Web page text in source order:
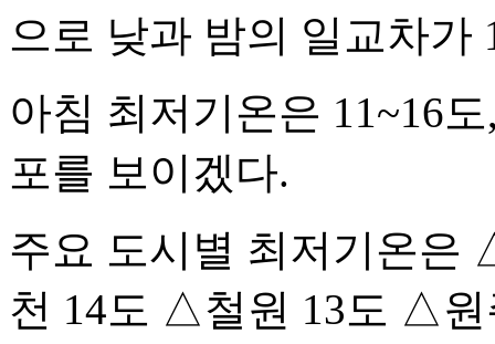
으로 낮과 밤의 일교차가
아침 최저기온은 11~16
포를 보이겠다.
주요 도시별 최저기온
천 14도 △철원 13도 △